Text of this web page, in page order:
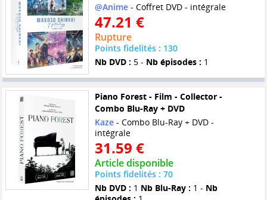
@Anime- Coffret DVD - intégrale
47.21 €
Rupture
Points fidelités : 130
Nb DVD : 5 - Nb épisodes : 1
Piano Forest - Film - Collector -
Combo Blu-Ray + DVD
Kaze- Combo Blu-Ray + DVD -
intégrale
31.59 €
Article disponible
Points fidelités : 70
Nb DVD : 1 Nb Blu-Ray : 1 - Nb